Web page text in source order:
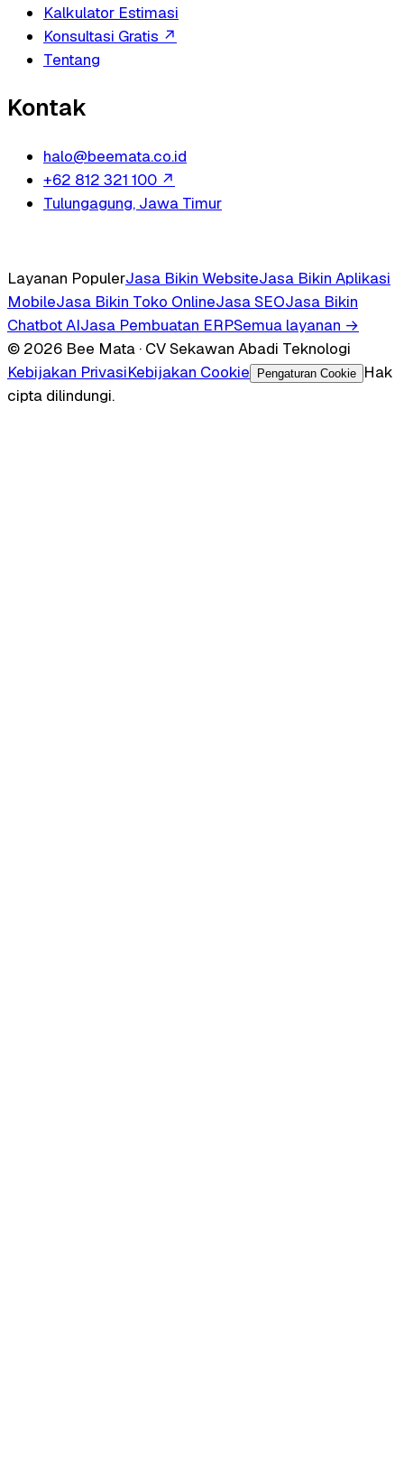
Kalkulator Estimasi
Konsultasi Gratis ↗
Tentang
Kontak
halo@beemata.co.id
+62 812 321 100 ↗
Tulungagung, Jawa Timur
Layanan PopulerJasa Bikin WebsiteJasa Bikin Aplikasi
MobileJasa Bikin Toko OnlineJasa SEOJasa Bikin
Chatbot AIJasa Pembuatan ERPSemua layanan →
© 2026 Bee Mata · CV Sekawan Abadi Teknologi
Kebijakan PrivasiKebijakan Cookie Pengaturan Cookie
Hak
cipta dilindungi.